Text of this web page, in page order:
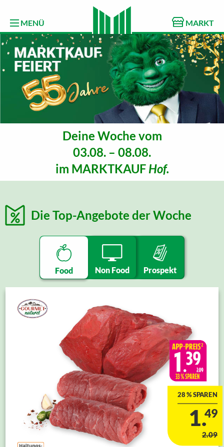
MENÜ MARKT
Deine Woche vom
03.08. – 08.08.
im MARKTKAUF Hof.
Die Top-Angebote der Woche
Food Non Food Prospekt
28 % SPAREN
1.49
2.09